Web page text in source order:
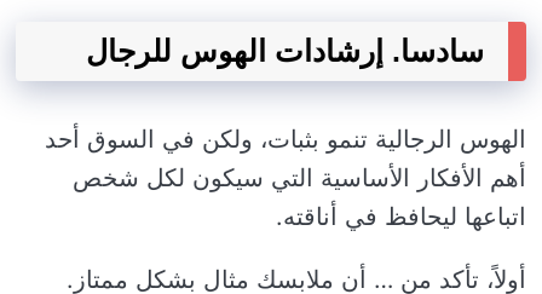
سادسا. إرشادات الهوس للرجال
الهوس الرجالية تنمو بثبات، ولكن في السوق أحد
أهم الأفكار الأساسية التي سيكون لكل شخص
اتباعها ليحافظ في أناقته.
أولاً، تأكد من … أن ملابسك مثال بشكل ممتاز.